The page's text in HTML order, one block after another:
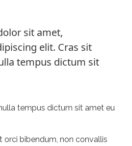
sit amet,
elit. Cras sit
tempus dictum sit
tempus dictum sit amet eu
orci bibendum, non convallis